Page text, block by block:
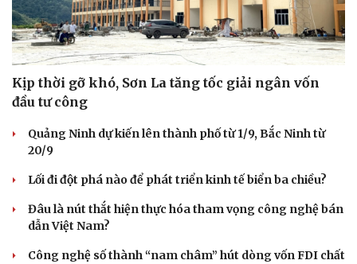
Kịp thời gỡ khó, Sơn La tăng tốc giải ngân vốn
đầu tư công
Quảng Ninh dự kiến lên thành phố từ 1/9, Bắc Ninh từ
20/9
Lối đi đột phá nào để phát triển kinh tế biển ba chiều?
Đâu là nút thắt hiện thực hóa tham vọng công nghệ bán
dẫn Việt Nam?
Công nghệ số thành “nam châm” hút dòng vốn FDI chất